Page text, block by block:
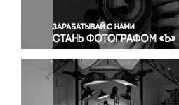
Правосудие
Происшествия и конфликты
Религия
Светская жизнь
Спорт
Экология